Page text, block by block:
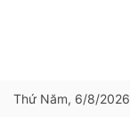
Thứ Năm, 6/8/2026